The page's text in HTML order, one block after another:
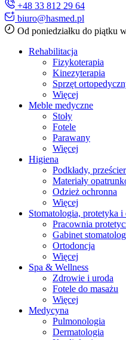
+48 33 812 29 64
biuro@hasmed.pl
Od poniedziałku do piątku
Rehabilitacja
Fizykoterapia
Kinezyterapia
Sprzęt
Więcej
Meble medyczne
Stoły
Fotele
Parawany
Więcej
Higiena
Podkłady,
Materiały
Odzież ochronna
Więcej
Stomatologia, protetyka i
Pracownia
Gabinet
Ortodoncja
Więcej
Spa & Wellness
Zdrowie i uroda
Fotele do masażu
Więcej
Medycyna
Pulmonologia
Dermatologia